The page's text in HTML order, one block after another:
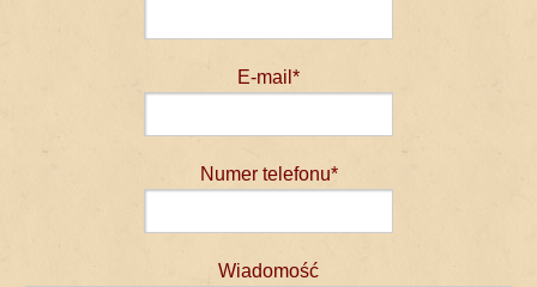
E-mail*
Numer telefonu*
Wiadomość